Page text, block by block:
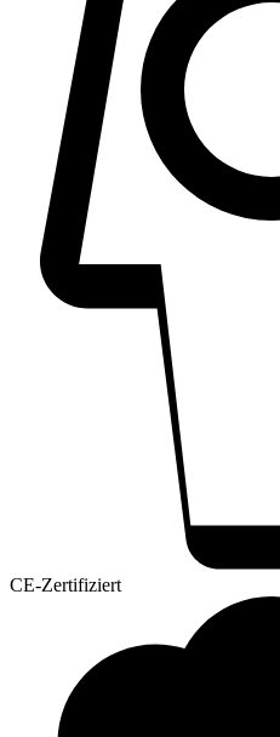
CE-Zertifiziert